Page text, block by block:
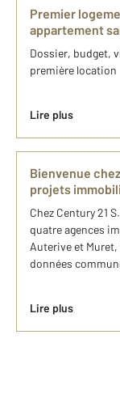
Premier
appartement
Dossier, budget,
première location
Lire plus
Bienvenue
projets
Chez Century 21
quatre agences
Auterive et
données
Lire plus